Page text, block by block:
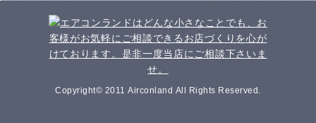
Copyright© 2011 Airconland All Rights Reserved.